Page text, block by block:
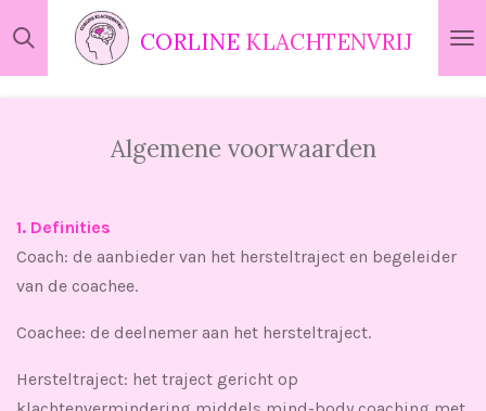
Ga
direct
hoofdinhoud
CORLINE KLACHTENVRIJ
Algemene voorwaarden
1. Definities
Coach: de aanbieder van het hersteltraject en begeleider
van de coachee.
Coachee: de deelnemer aan het hersteltraject.
Hersteltraject: het traject gericht op